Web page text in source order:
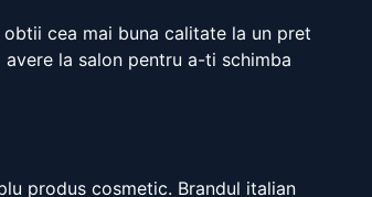
cea mai buna calitate la un pret
la salon pentru a-ti schimba
produs cosmetic. Brandul italian